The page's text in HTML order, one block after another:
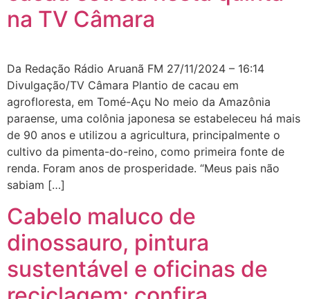
na TV Câmara
Da Redação Rádio Aruanã FM 27/11/2024 – 16:14
Divulgação/TV Câmara Plantio de cacau em
agrofloresta, em Tomé-Açu No meio da Amazônia
paraense, uma colônia japonesa se estabeleceu há mais
de 90 anos e utilizou a agricultura, principalmente o
cultivo da pimenta-do-reino, como primeira fonte de
renda. Foram anos de prosperidade. “Meus pais não
sabiam […]
Cabelo maluco de
dinossauro, pintura
sustentável e oficinas de